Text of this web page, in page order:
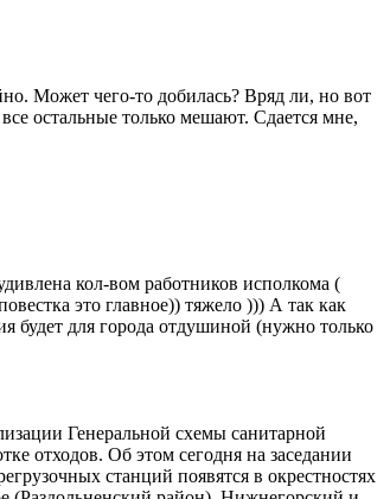
Может чего-то добилась? Вряд ли, но вот
остальные только мешают. Сдается мне,
кол-вом работников исполкома (
это главное)) тяжело ))) А так как
будет для города отдушиной (нужно только
Генеральной схемы санитарной
отходов. Об этом сегодня на заседании
станций появятся в окрестностях